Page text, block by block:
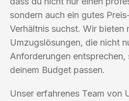
sondern auch ein gutes
Verhältnis suchst. Wir bieten
Umzugslösungen, die nicht
Anforderungen entsprechen,
deinem Budget passen.
Unser erfahrenes Team von